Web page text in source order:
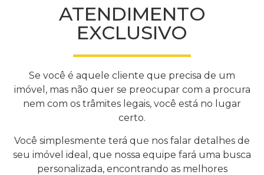
ATENDIMENTO
EXCLUSIVO
Se você é aquele cliente que precisa de um
imóvel, mas não quer se preocupar com a procura
nem com os trâmites legais, você está no lugar
certo.
Você simplesmente terá que nos falar detalhes de
seu imóvel ideal, que nossa equipe fará uma busca
personalizada, encontrando as melhores